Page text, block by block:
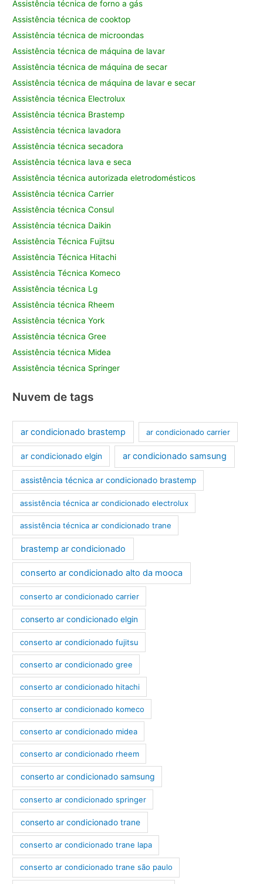
Assistência técnica de forno a gás
Assistência técnica de cooktop
Assistência técnica de microondas
Assistência técnica de máquina de lavar
Assistência técnica de máquina de secar
Assistência técnica de máquina de lavar e secar
Assistência técnica Electrolux
Assistência técnica Brastemp
Assistência técnica lavadora
Assistência técnica secadora
Assistência técnica lava e seca
Assistência técnica autorizada eletrodomésticos
Assistência técnica Carrier
Assistência técnica Consul
Assistência técnica Daikin
Assistência Técnica Fujitsu
Assistência Técnica Hitachi
Assistência Técnica Komeco
Assistência técnica Lg
Assistência técnica Rheem
Assistência técnica York
Assistência técnica Gree
Assistência técnica Midea
Assistência técnica Springer
Nuvem de tags
ar condicionado brastemp ar condicionado carrier
ar condicionado elgin ar condicionado samsung
assistência técnica ar condicionado brastemp
assistência técnica ar condicionado electrolux
assistência técnica ar condicionado trane
brastemp ar condicionado
conserto ar condicionado alto da mooca
conserto ar condicionado carrier
conserto ar condicionado elgin
conserto ar condicionado fujitsu
conserto ar condicionado gree
conserto ar condicionado hitachi
conserto ar condicionado komeco
conserto ar condicionado midea
conserto ar condicionado rheem
conserto ar condicionado samsung
conserto ar condicionado springer
conserto ar condicionado trane
conserto ar condicionado trane lapa
conserto ar condicionado trane são paulo